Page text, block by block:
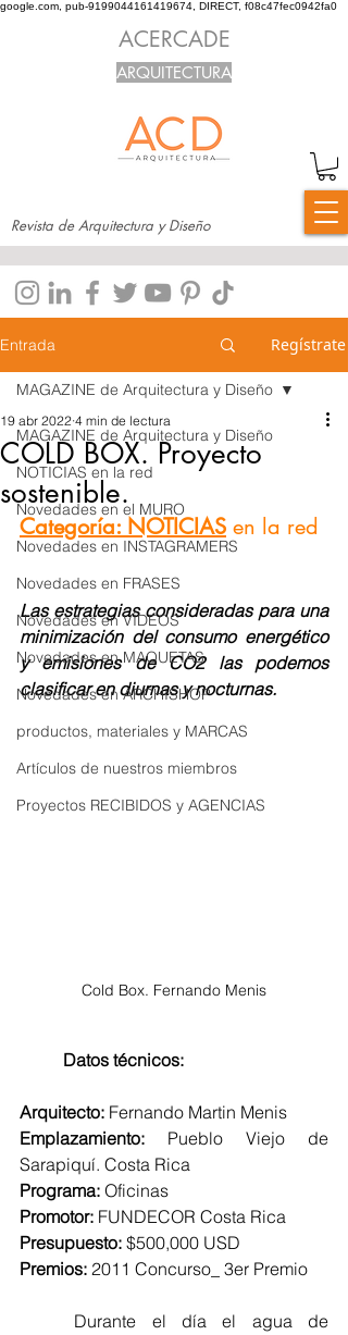
google.com, pub-9199044161419674, DIRECT, f08c47fec0942fa0
Revista de Arquitectura y Diseño
ACERCADE
ARQUITECTURA
Entrada Regístrate
MAGAZINE de Arquitectura y Diseño
NOTICIAS en la red
Novedades en el MURO
Novedades en INSTAGRAMERS
Novedades en FRASES
Novedades en VÍDEOS
Novedades en MAQUETAS
Novedades en ARCHISHOP
productos, materiales y MARCAS
Artículos de nuestros miembros
Proyectos RECIBIDOS y AGENCIAS
MAGAZINE de Arquitectura y Diseño
COLD BOX. Proyecto
sostenible.
19 abr 2022 4 min de lectura
Categoría: NOTICIAS en la red
Las estrategias consideradas para una
minimización del consumo energético
y emisiones de CO2 las podemos
clasificar en diurnas y nocturnas.
Cold Box. Fernando Menis
Datos técnicos:
Arquitecto: Fernando Martin Menis
Emplazamiento: Pueblo Viejo de
Sarapiquí. Costa Rica
Programa: Oficinas
Promotor: FUNDECOR Costa Rica
Presupuesto: $500,000 USD
Premios: 2011 Concurso_ 3er Premio